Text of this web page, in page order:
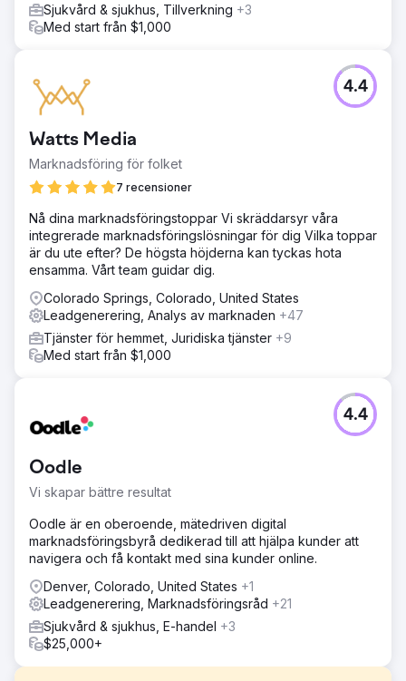
Sjukvård & sjukhus, Tillverkning +3
Med start från $1,000
Watts Media
Marknadsföring för folket
7 recensioner
4.4
Nå dina marknadsföringstoppar Vi skräddarsyr våra
integrerade marknadsföringslösningar för dig Vilka toppar
är du ute efter? De högsta höjderna kan tyckas hota
ensamma. Vårt team guidar dig.
Colorado Springs, Colorado, United States
Leadgenerering, Analys av marknaden +47
Tjänster för hemmet, Juridiska tjänster +9
Med start från $1,000
Oodle
Vi skapar bättre resultat
4.4
Oodle är en oberoende, mätedriven digital
marknadsföringsbyrå dedikerad till att hjälpa kunder att
navigera och få kontakt med sina kunder online.
Denver, Colorado, United States +1
Leadgenerering, Marknadsföringsråd +21
Sjukvård & sjukhus, E-handel +3
$25,000+